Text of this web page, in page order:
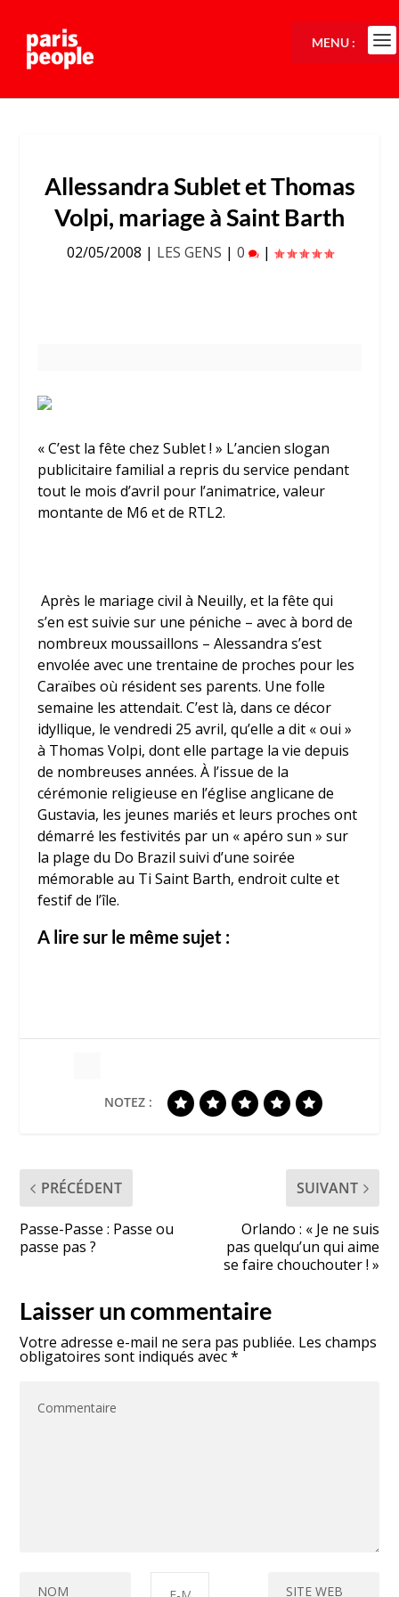
Allessandra Sublet et Thomas
Volpi, mariage à Saint Barth
02/05/2008 | LES GENS | 0 |
« C’est la fête chez Sublet ! » L’ancien slogan
publicitaire familial a repris du service pendant
tout le mois d’avril pour l’animatrice, valeur
montante de M6 et de RTL2.
Après le mariage civil à Neuilly, et la fête qui
s’en est suivie sur une péniche – avec à bord de
nombreux moussaillons – Alessandra s’est
envolée avec une trentaine de proches pour les
Caraïbes où résident ses parents. Une folle
semaine les attendait. C’est là, dans ce décor
idyllique, le vendredi 25 avril, qu’elle a dit « oui »
à Thomas Volpi, dont elle partage la vie depuis
de nombreuses années. À l’issue de la
cérémonie religieuse en l’église anglicane de
Gustavia, les jeunes mariés et leurs proches ont
démarré les festivités par un « apéro sun » sur
la plage du Do Brazil suivi d’une soirée
mémorable au Ti Saint Barth, endroit culte et
festif de l’île.
A lire sur le même sujet :
NOTEZ :
PRÉCÉDENT
Passe-Passe : Passe ou
passe pas ?
SUIVANT
Orlando : « Je ne suis
pas quelqu’un qui aime
se faire chouchouter ! »
Laisser un commentaire
Votre adresse e-mail ne sera pas publiée. Les champs
obligatoires sont indiqués avec*
MENU :